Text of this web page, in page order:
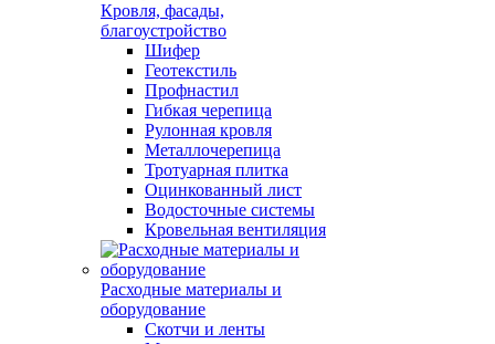
Кровля, фасады,
благоустройство
Шифер
Геотекстиль
Профнастил
Гибкая черепица
Рулонная кровля
Металлочерепица
Тротуарная плитка
Оцинкованный лист
Водосточные системы
Кровельная вентиляция
Расходные материалы и
оборудование
Скотчи и ленты